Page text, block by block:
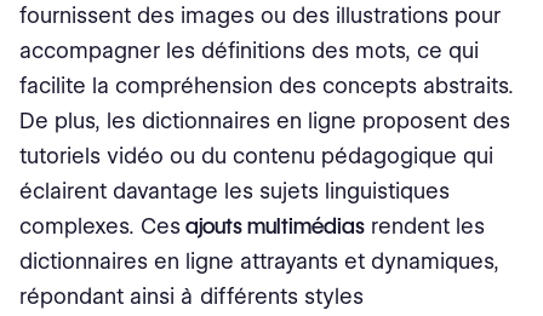
fournissent des images ou des illustrations pour
accompagner les définitions des mots, ce qui
facilite la compréhension des concepts abstraits.
De plus, les dictionnaires en ligne proposent des
tutoriels vidéo ou du contenu pédagogique qui
éclairent davantage les sujets linguistiques
complexes. Ces ajouts multimédias rendent les
dictionnaires en ligne attrayants et dynamiques,
répondant ainsi à différents styles